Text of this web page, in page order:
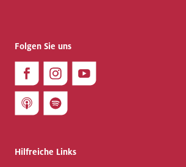
Folgen Sie uns
Hilfreiche Links